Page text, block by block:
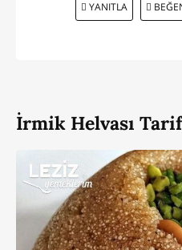
YANITLA
İrmik Helvası